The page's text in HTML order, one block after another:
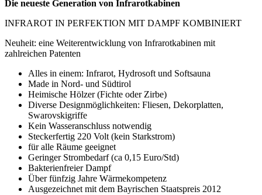
Die neueste Generation von Infrarotkabinen
INFRAROT IN PERFEKTION MIT DAMPF KOMBINIERT
Neuheit: eine Weiterentwicklung von Infrarotkabinen mit
zahlreichen Patenten
Alles in einem: Infrarot, Hydrosoft und Softsauna
Made in Nord- und Südtirol
Heimische Hölzer (Fichte oder Zirbe)
Diverse Designmöglichkeiten: Fliesen, Dekorplatten,
Swarovskigriffe
Kein Wasseranschluss notwendig
Steckerfertig 220 Volt (kein Starkstrom)
für alle Räume geeignet
Geringer Strombedarf (ca 0,15 Euro/Std)
Bakterienfreier Dampf
Über fünfzig Jahre Wärmekompetenz
Ausgezeichnet mit dem Bayrischen Staatspreis 2012